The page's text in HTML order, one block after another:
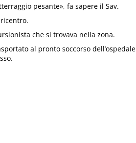
pesante», fa sapere il Sav.
che si trovava nella zona.
al pronto soccorso